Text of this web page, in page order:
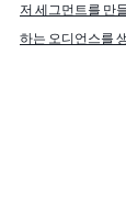
저 세그먼트를 만
하는 오디언스를